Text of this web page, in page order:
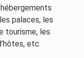
palaces, les
tourisme, les
etc.